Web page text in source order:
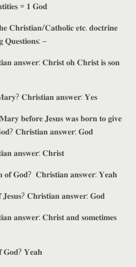
= 𝟏 𝐆𝐨𝐝
𝐂𝐡𝐫𝐢𝐬𝐭𝐢𝐚𝐧/𝐂𝐚𝐭𝐡𝐨𝐥𝐢𝐜 𝐞𝐭𝐜. 𝐝𝐨𝐜𝐭𝐫𝐢𝐧𝐞
𝐐𝐮𝐞𝐬𝐭𝐢𝐨𝐧𝐬: –
𝐚𝐧𝐬𝐰𝐞𝐫: 𝐂𝐡𝐫𝐢𝐬𝐭 𝐨𝐡 𝐂𝐡𝐫𝐢𝐬𝐭 𝐢𝐬 𝐬𝐨𝐧
𝐂𝐡𝐫𝐢𝐬𝐭𝐢𝐚𝐧 𝐚𝐧𝐬𝐰𝐞𝐫: 𝐘𝐞𝐬
𝐛𝐞𝐟𝐨𝐫𝐞 𝐉𝐞𝐬𝐮𝐬 𝐰𝐚𝐬 𝐛𝐨𝐫𝐧 𝐭𝐨 𝐠𝐢𝐯𝐞
𝐂𝐡𝐫𝐢𝐬𝐭𝐢𝐚𝐧 𝐚𝐧𝐬𝐰𝐞𝐫: 𝐆𝐨𝐝
𝐚𝐧𝐬𝐰𝐞𝐫: 𝐂𝐡𝐫𝐢𝐬𝐭
𝐨𝐟 𝐆𝐨𝐝? 𝐂𝐡𝐫𝐢𝐬𝐭𝐢𝐚𝐧 𝐚𝐧𝐬𝐰𝐞𝐫: 𝐘𝐞𝐚𝐡
𝐂𝐡𝐫𝐢𝐬𝐭𝐢𝐚𝐧 𝐚𝐧𝐬𝐰𝐞𝐫: 𝐆𝐨𝐝
𝐚𝐧𝐬𝐰𝐞𝐫: 𝐂𝐡𝐫𝐢𝐬𝐭 𝐚𝐧𝐝 𝐬𝐨𝐦𝐞𝐭𝐢𝐦𝐞𝐬
𝐆𝐨𝐝? 𝐘𝐞𝐚𝐡